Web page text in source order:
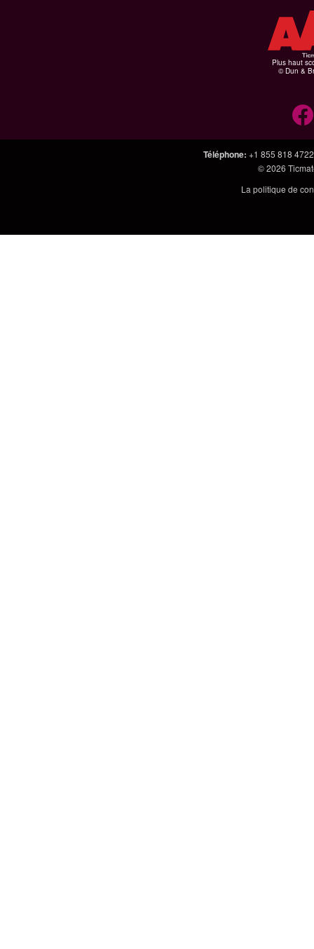
Plus haut
© Dun &
Téléphone: +1 855 818 4722
© 2026
La politique de